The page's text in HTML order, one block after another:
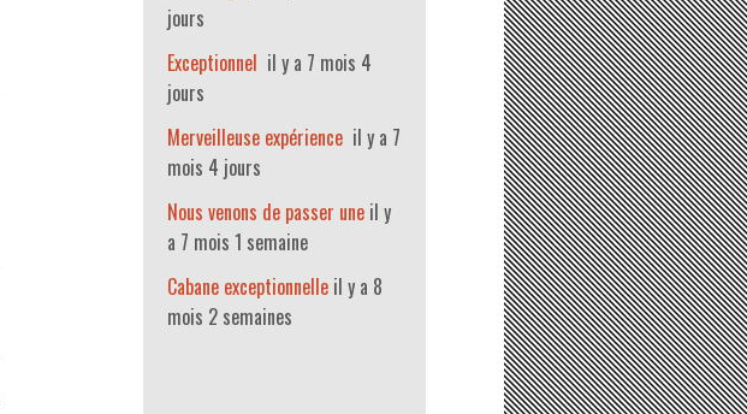
jours
Exceptionnel il y a 7 mois 4
jours
Merveilleuse expérience il y a 7
mois 4 jours
Nous venons de passer une il y
a 7 mois 1 semaine
Cabane exceptionnelle il y a 8
mois 2 semaines